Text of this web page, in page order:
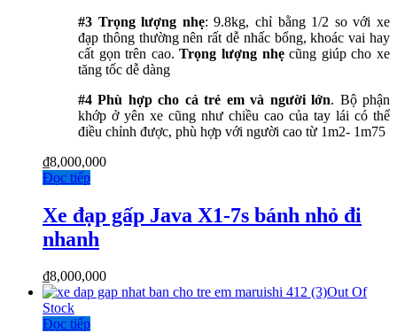
#3 Trọng lượng nhẹ: 9.8kg, chỉ bằng 1/2 so với xe
đạp thông thường nên rất dễ nhấc bổng, khoác vai hay
cất gọn trên cao.Trọng lượng nhẹcũng giúp cho xe
tăng tốc dễ dàng
#4 Phù hợp cho cả trẻ em và người lớn. Bộ phận
khớp ở yên xe cũng như chiều cao của tay lái có thể
điều chỉnh được, phù hợp với người cao từ 1m2- 1m75
₫8,000,000
Đọc tiếp
Xe đạp gấp Java X1-7s bánh nhỏ đi
nhanh
₫8,000,000
Out Of
Stock
Đọc tiếp